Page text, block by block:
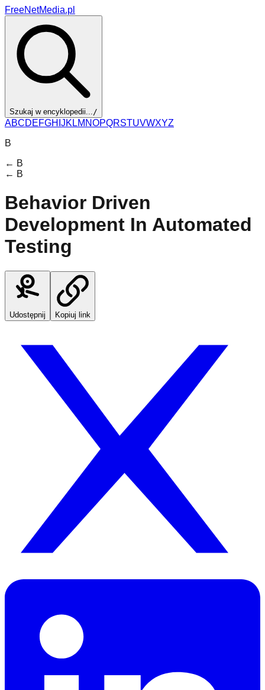
FreeNetMedia.pl
Szukaj w encyklopedii.../
ABCDEFGH JK LM NOPQRSTUVWXYZ
B
← B
← B
Behavior Driven
Development In Automated
Testing
Udostępnij Kopiuj link